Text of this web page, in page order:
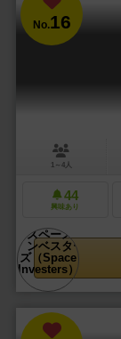
No.16
1～4人
44
興味あり